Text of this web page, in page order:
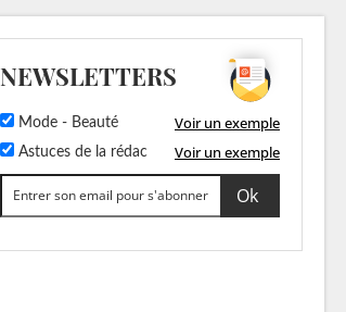
NEWSLETTERS
Mode - Beauté Voir un exemple
Astuces de la rédac Voir un exemple